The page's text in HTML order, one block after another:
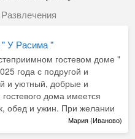
Развлечения
У Расима "
гостевом доме "
года с подругой и
и уютный, добрые и
дома имеется
обед и ужин. При желании
во дворе дома 1-2
минут 10, по пути рынок и
Мария (Иваново)